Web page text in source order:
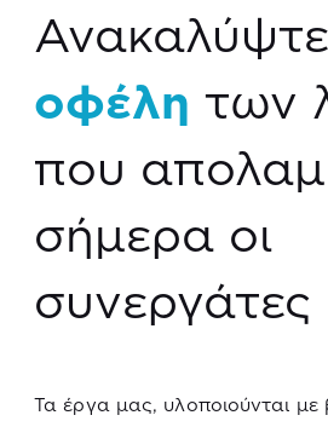
Ανακαλύψτε
οφέλη των
που
σήμερα οι
Τα έργα μας, υλοποιούνται